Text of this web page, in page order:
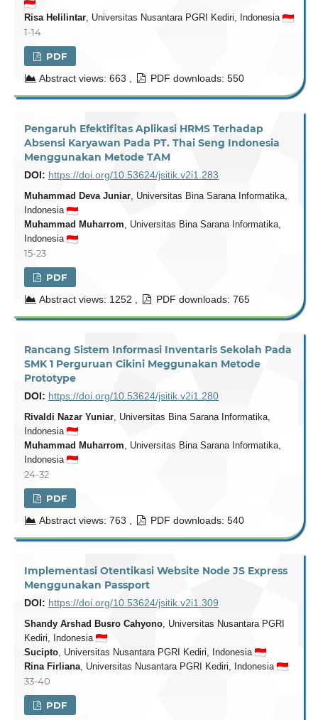
Risa Helilintar, Universitas Nusantara PGRI Kediri, Indonesia
1-14
PDF
Abstract views: 663 ,
PDF downloads: 550
Pengaruh Efektifitas Aplikasi HRMS Terhadap
Absensi Karyawan Pada PT. Thai Seng Indonesia
Menggunakan Metode TAM
DOI: https://doi.org/10.53624/jsitik.v2i1.283
Muhammad Deva Juniar, Universitas Bina Sarana Informatika,
Indonesia
Muhammad Muharrom , Universitas Bina Sarana Informatika,
Indonesia
15-23
PDF
Abstract views: 1252 ,
PDF downloads: 765
Rancang Sistem Informasi Inventaris Sekolah Pada
SMK 1 Perguruan Cikini Meggunakan Metode
Prototype
DOI: https://doi.org/10.53624/jsitik.v2i1.280
Rivaldi Nazar Yuniar, Universitas Bina Sarana Informatika,
Indonesia
Muhammad Muharrom , Universitas Bina Sarana Informatika,
Indonesia
24-32
PDF
Abstract views: 763 ,
PDF downloads: 540
Implementasi Otentikasi Website Node JS Express
Menggunakan Passport
DOI: https://doi.org/10.53624/jsitik.v2i1.309
Shandy Arshad Busro Cahyono, Universitas Nusantara PGRI
Kediri, Indonesia
Sucipto, Universitas Nusantara PGRI Kediri, Indonesia
Rina Firliana, Universitas Nusantara PGRI Kediri, Indonesia
33-40
PDF